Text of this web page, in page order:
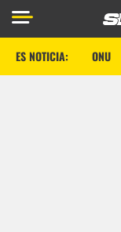
ES NOTICIA: ONU